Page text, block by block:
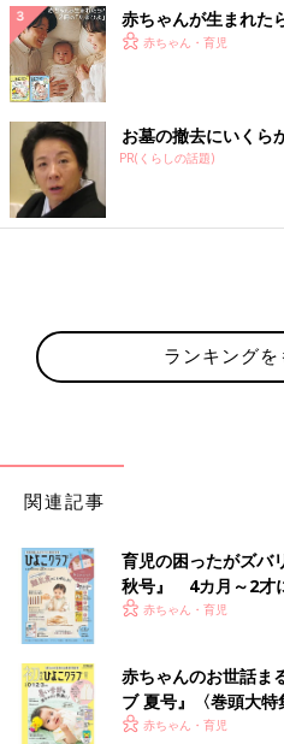
レンジしてみましょう。ぶくぶく
舌などいろんな顔の筋肉を使う運
か難しいんです。3歳で約50％、
ようになるといわれています。以
といいでしょう。
【1】 コップから口に水を移し、
【2】口に水を入れ、唇をしっか
から「ペーっ」と出す
【3】口に空気を入れてほっぺを
て吐き出す
【5】水を上の前歯や下の前歯の
できないこともあります。まず水
できるかが第1歩です。
ぶくぶくうがいの動きは頰の左右
スの【3】は、空気で練習するの
も多いです。このときにちゃんと
ので、空気がもれていないかチェ
空気の移動ができるようになった
水を入れて左右の頰に動かせるよ
体に水を移動させてよくクチュク
ガラガラうがいは「カ行」
赤ちゃんが生まれた
赤ちゃん・育児
お墓の撤去にいくら
PR(くらしの話題)
ランキングを
関連記事
育児の困ったがズバ
秋号』 4カ月～2才
いっぱい！
赤ちゃん・育児
赤ちゃんのお世話ま
ブ 夏号』〈巻頭大
く！ おっぱい・ミル
赤ちゃん・育児